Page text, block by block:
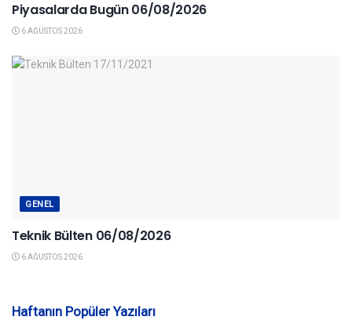
Piyasalarda Bugün 06/08/2026
6 AĞUSTOS 2026
GENEL
Teknik Bülten 06/08/2026
6 AĞUSTOS 2026
Haftanın Popüler Yazıları